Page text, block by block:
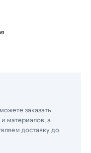
заказать
материалов, а
доставку до